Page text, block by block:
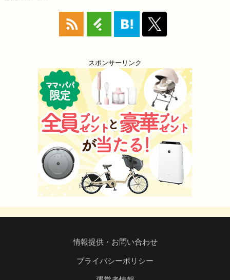
スポンサーリンク
情報提供・お問い合わせ
プライバシーポリシー